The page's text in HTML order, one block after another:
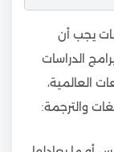
يجب أن
الدراسات
العالمية،
والترجمة: